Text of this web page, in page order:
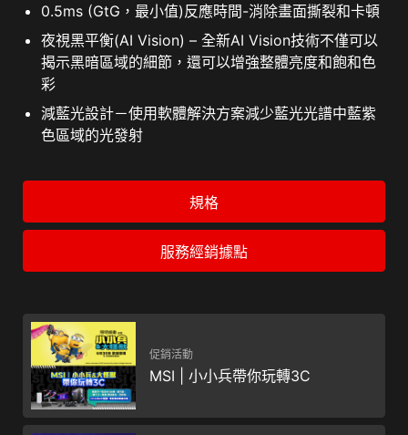
0.5ms (GtG，最小值)反應時間-消除畫面撕裂和卡頓
夜視黑平衡(AI Vision) – 全新AI Vision技術不僅可以
揭示黑暗區域的細節，還可以增強整體亮度和飽和色
彩
減藍光設計－使用軟體解決方案減少藍光光譜中藍紫
色區域的光發射
規格
服務經銷據點
促銷活動
MSI | 小小兵帶你玩轉3C